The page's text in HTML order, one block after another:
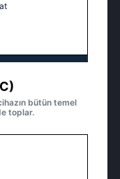
bütün temel
toplar.